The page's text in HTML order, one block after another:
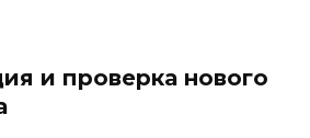
и проверка нового